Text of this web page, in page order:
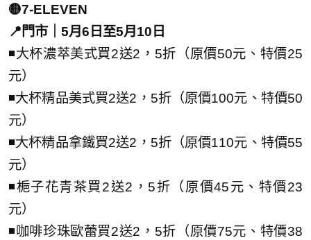
🟡7-ELEVEN
📍門市｜5月6日至5月10日
◾大杯濃萃美式買2送2，5折（原價50元、特價25
元）
◾大杯精品美式買2送2，5折（原價100元、特價50
元）
◾大杯精品拿鐵買2送2，5折（原價110元、特價55
元）
◾梔子花青茶買2送2，5折（原價45元、特價23
元）
◾咖啡珍珠歐蕾買2送2，5折（原價75元、特價38